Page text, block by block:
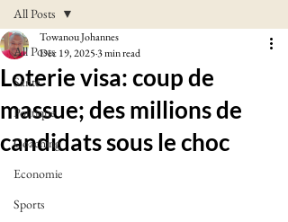
All Posts
Santé
Politique
Coaching
Economie
Sports
All Posts
Loterie visa: coup de
massue; des millions de
candidats sous le choc
Towanou Johannes
Dec 19, 20253 min read